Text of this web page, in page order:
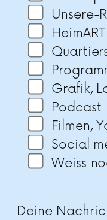
Unsere-
HeimART
Grafik,
Podcast
Filmen,
Social
Weiss
Deine